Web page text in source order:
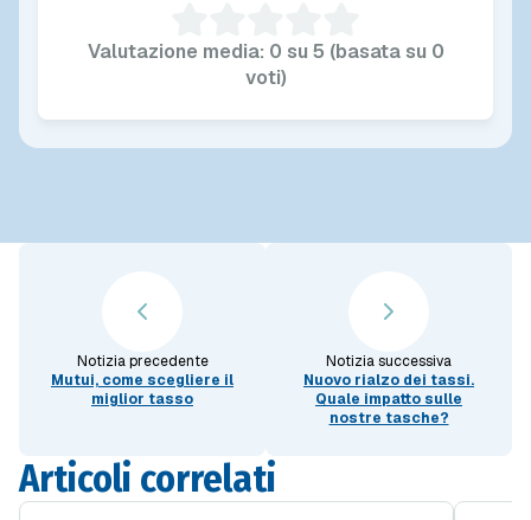
Valutazione media: 0 su 5 (basata su 0
voti)
Notizia precedente
Mutui, come scegliere il
miglior tasso
Notizia successiva
Nuovo rialzo dei tassi.
Quale impatto sulle
nostre tasche?
Articoli correlati